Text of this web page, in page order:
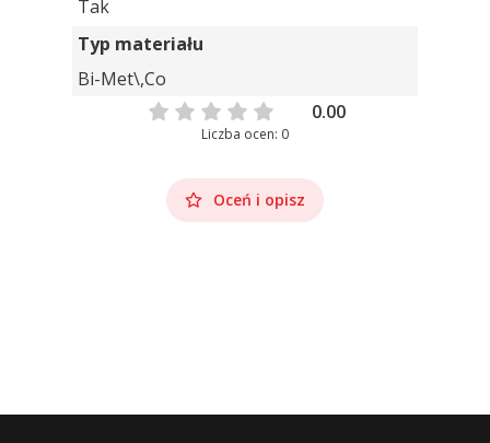
Tak
Typ materiału
Bi-Met\,Co
0.00
Liczba ocen: 0
Oceń i opisz